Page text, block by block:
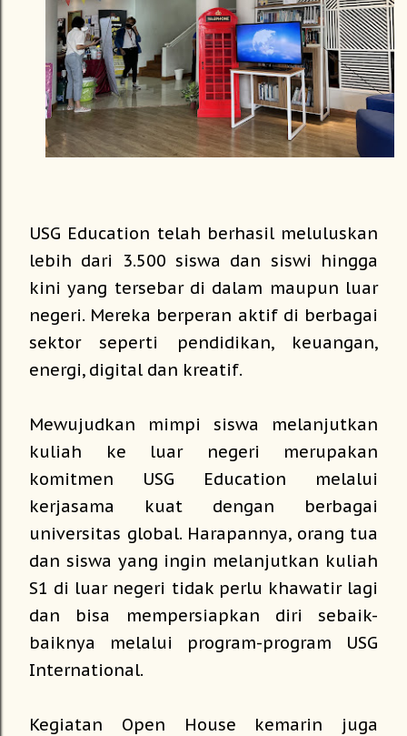
USG Education telah berhasil meluluskan
lebih dari 3.500 siswa dan siswi hingga
kini yang tersebar di dalam maupun luar
negeri. Mereka berperan aktif di berbagai
sektor seperti pendidikan, keuangan,
energi, digital dan kreatif.
Mewujudkan mimpi siswa melanjutkan
kuliah ke luar negeri merupakan
komitmen USG Education melalui
kerjasama kuat dengan berbagai
universitas global. Harapannya, orang tua
dan siswa yang ingin melanjutkan kuliah
S1 di luar negeri tidak perlu khawatir lagi
dan bisa mempersiapkan diri sebaik-
baiknya melalui program-program USG
International.
Kegiatan Open House kemarin juga